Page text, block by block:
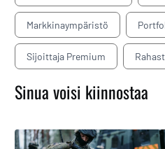
Markkinaympäristö
Sijoittaja Premium
Sinua voisi kiinnostaa